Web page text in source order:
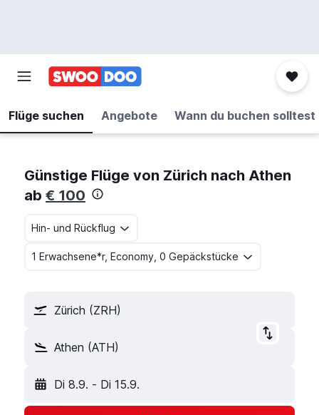
Flüge suchen Angebote Wann du buchen solltest
Günstige Flüge von Zürich nach Athen
ab € 100
Hin- und Rückflug
1 Erwachsene*r, Economy, 0 Gepäckstücke
Zürich (ZRH)
Athen (ATH)
Di 8.9. - Di 15.9.